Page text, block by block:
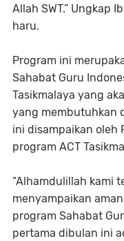
Allah SWT.” Ungkap
haru.
Program ini
Sahabat Guru
Tasikmalaya yang
yang membutuhkan
ini disampaikan oleh
program ACT
“Alhamdulillah kami
menyampaikan
program Sahabat
pertama dibulan ini